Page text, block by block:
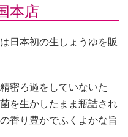
本店
日本初の生しょうゆを販
密ろ過をしていないた
を生かしたまま瓶詰され
香り豊かでふくよかな旨